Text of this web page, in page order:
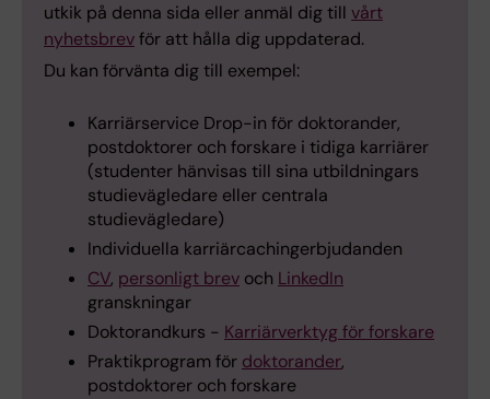
utkik på denna sida eller anmäl dig till vårt
nyhetsbrevför att hålla dig uppdaterad.
Du kan förvänta dig till exempel:
Karriärservice Drop-in för doktorander,
postdoktorer och forskare i tidiga karriärer
(studenter hänvisas till sina utbildningars
studievägledare eller centrala
studievägledare)
Individuella karriärcachingerbjudanden
CV, personligt brev och LinkedIn
granskningar
Doktorandkurs - Karriärverktyg för forskare
Praktikprogram för doktorander,
postdoktorer och forskare